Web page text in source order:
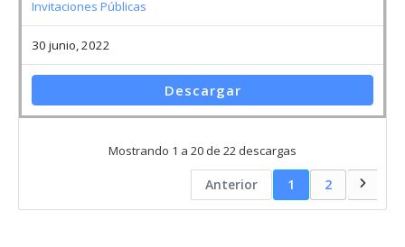
Invitaciones Públicas
30 junio, 2022
Descargar
Mostrando 1 a 20 de 22 descargas
Anterior 1 2